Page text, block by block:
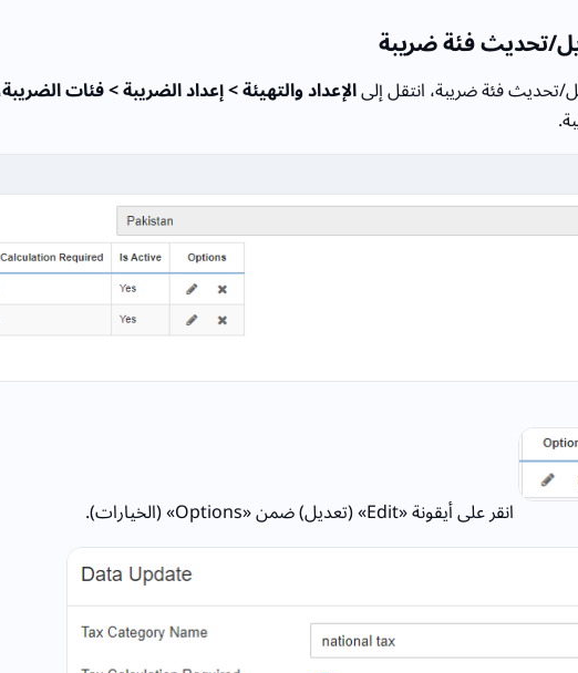
تحديث فئة ضريبة
تحديث فئة ضريبة، انتقل إلىالإعداد والتهيئة > إعداد الضريبة > فئات الضريبة
انقر على أيقونة «Edit» (تعديل) ضمن «Options» (الخيارات).